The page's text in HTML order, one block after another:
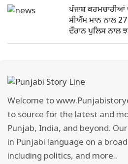
ਪੰਜਾਬ
ਸੀਐੱਮ ਮਾਨ ਨਾਲ
ਦੌਰਾਨ ਪੁਲਿਸ ਨਾਲ
Welcome to
to source for the latest and
Punjab, India, and beyond.
in Punjabi language on a
including politics, and more..